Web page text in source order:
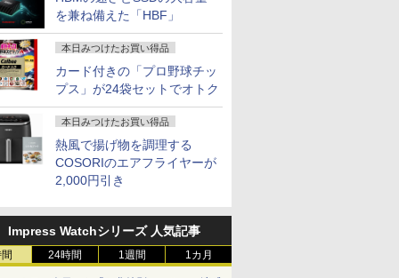
を兼ね備えた「HBF」
本日みつけたお買い得品
カード付きの「プロ野球チッ
プス」が24袋セットでオトク
本日みつけたお買い得品
熱風で揚げ物を調理する
COSORIのエアフライヤーが
2,000円引き
Impress Watchシリーズ 人気記事
24時間 1週間 1カ月